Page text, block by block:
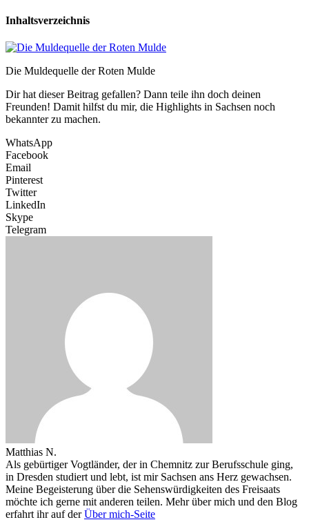
Inhaltsverzeichnis
Die Muldequelle der Roten Mulde
Dir hat dieser Beitrag gefallen? Dann teile ihn doch deinen
Freunden! Damit hilfst du mir, die Highlights in Sachsen noch
bekannter zu machen.
WhatsApp
Facebook
Email
Pinterest
Twitter
LinkedIn
Skype
Telegram
Matthias N.
Als gebürtiger Vogtländer, der in Chemnitz zur Berufsschule ging,
in Dresden studiert und lebt, ist mir Sachsen ans Herz gewachsen.
Meine Begeisterung über die Sehenswürdigkeiten des Freisaats
möchte ich gerne mit anderen teilen. Mehr über mich und den Blog
erfahrt ihr auf derÜber mich-Seite